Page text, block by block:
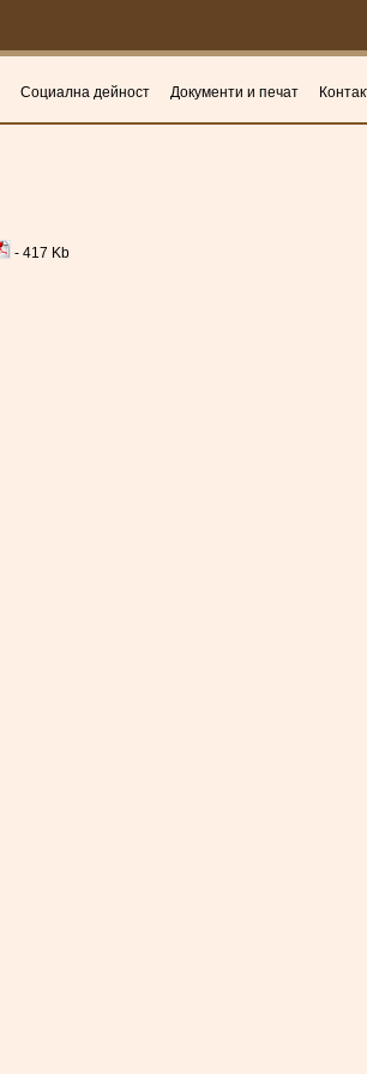
Социална дейност Документи и печат
- 417 Kb